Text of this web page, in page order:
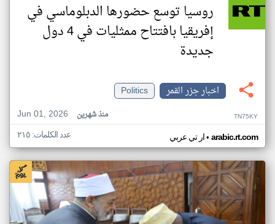
روسيا توسع حضورها الدبلوماسي في
إفريقيا بافتتاح ممثليات في 4 دول
جديدة
اخبار جزر القمر
Politics
Jun 01, 2026
منذ شهرين TN75KY
ار تي عربي• arabic.rt.com عدد الكلمات: ٢١٥